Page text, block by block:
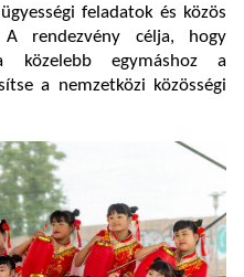
feladatok és közös
rendezvény célja, hogy
közelebb egymáshoz a
a nemzetközi közösségi